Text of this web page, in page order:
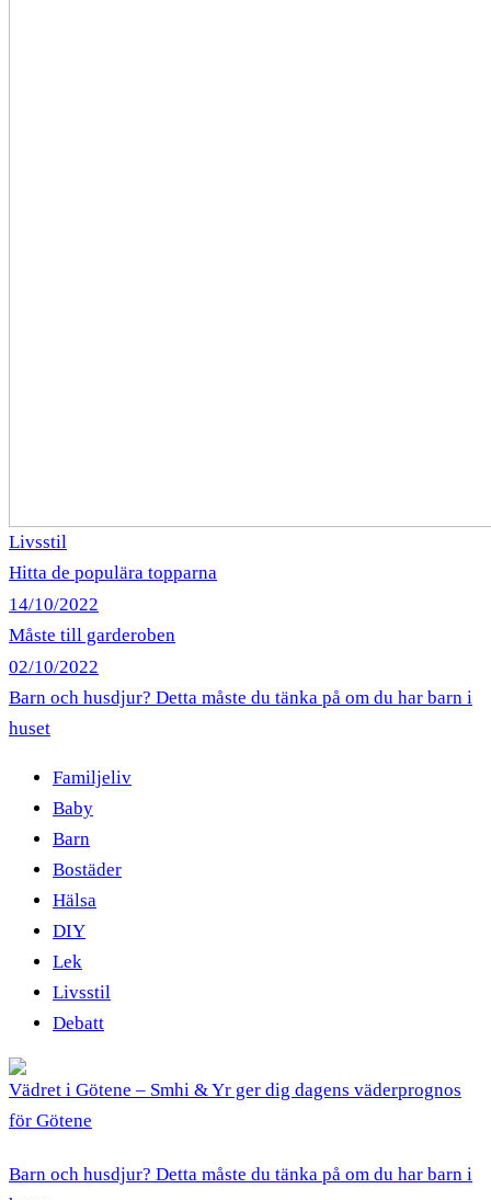
Livsstil
Hitta de populära topparna
14/10/2022
Måste till garderoben
02/10/2022
Barn och husdjur? Detta måste du tänka på om du har barn i
huset
Familjeliv
Baby
Barn
Bostäder
Hälsa
DIY
Lek
Livsstil
Debatt
Vädret i Götene – Smhi & Yr ger dig dagens väderprognos
för Götene
Barn och husdjur? Detta måste du tänka på om du har barn i